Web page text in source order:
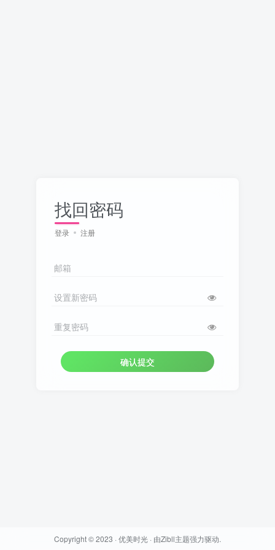
找回密码
登录 注册
邮箱
设置新密码
重复密码
确认提交
Copyright © 2023 · 优美时光 · 由Zibll主题强力驱动.